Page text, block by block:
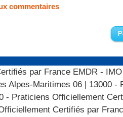
commentaires
par France EMDR -
Alpes-Maritimes 06
13000 -
- Praticiens Officiellement
Certifiés par